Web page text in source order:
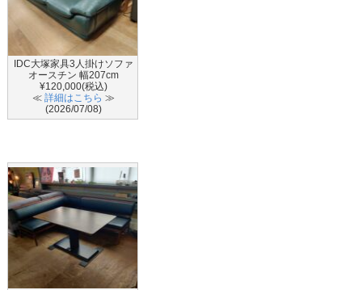
IDC大塚家具3人掛けソファ
オースチン 幅207cm
¥120,000(税込)
≪ 詳細はこちら ≫
(2026/07/08)